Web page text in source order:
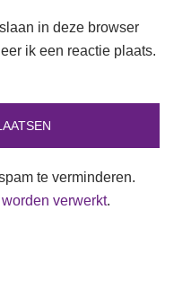
in deze browser
ik een reactie plaats.
te verminderen.
verwerkt.